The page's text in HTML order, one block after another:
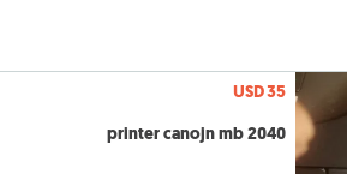
USD 35
printer canojn mb 2040